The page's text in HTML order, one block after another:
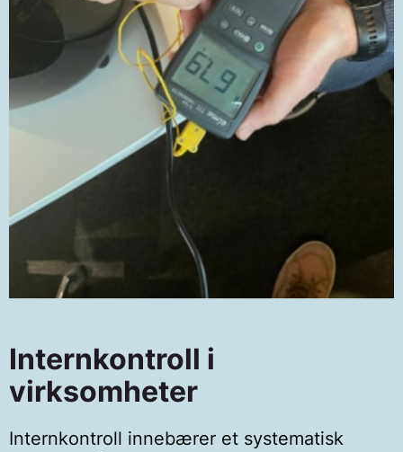
Internkontroll i
virksomheter
Internkontroll innebærer et systematisk